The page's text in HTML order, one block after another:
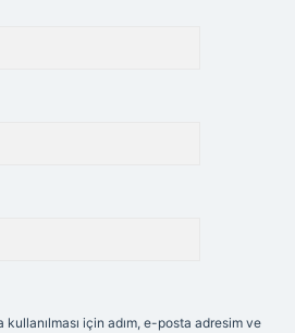
kullanılması için adım, e-posta adresim ve